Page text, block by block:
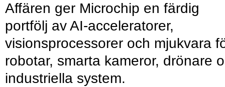
Affären ger Microchip en färdig
portfölj av AI-acceleratorer,
visionsprocessorer och mjukvara
robotar, smarta kameror, drönare
industriella system.